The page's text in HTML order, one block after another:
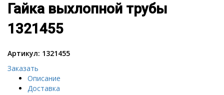
Гайка выхлопной трубы
1321455
Артикул: 1321455
Заказать
Описание
Доставка